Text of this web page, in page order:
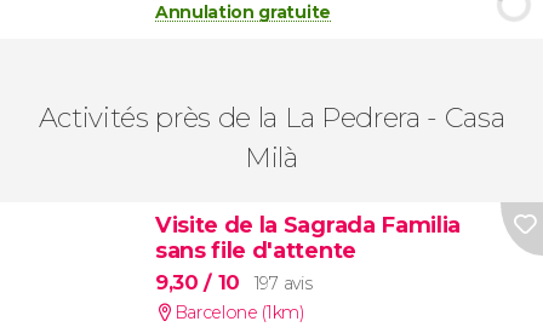
Annulation gratuite
Activités près de la La Pedrera - Casa
Milà
Visite de la Sagrada Familia
sans file d'attente
9,30/ 10
197 avis
Barcelone (1km)